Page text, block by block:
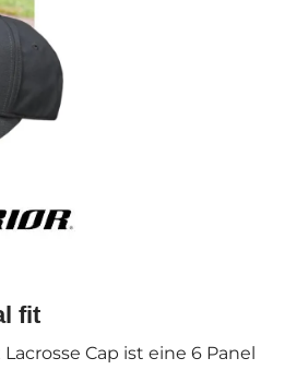
fit
Cap ist eine 6 Panel